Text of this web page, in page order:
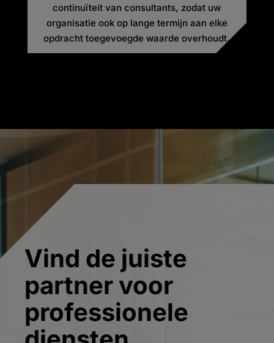
continuïteit van consultants, zodat uw
organisatie ook op lange termijn aan elke
opdracht toegevoegde waarde overhoudt.
Vind de juiste
partner voor
professionele